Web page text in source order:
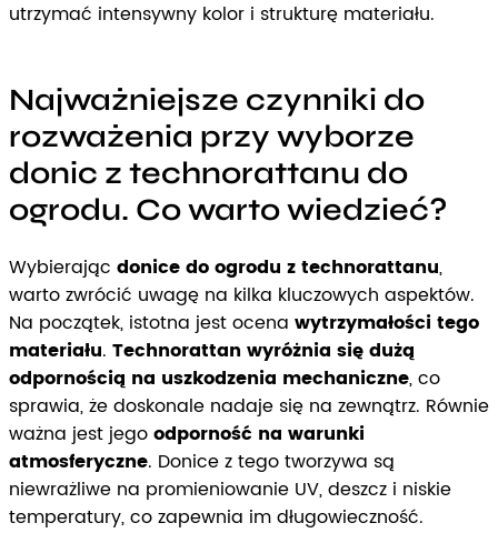
utrzymać intensywny kolor i strukturę materiału.
Najważniejsze czynniki do
rozważenia przy wyborze
donic z technorattanu do
ogrodu. Co warto wiedzieć?
Wybierając donice do ogrodu z technorattanu,
warto zwrócić uwagę na kilka kluczowych aspektów.
Na początek, istotna jest ocena wytrzymałości tego
materiału. Technorattan wyróżnia się dużą
odpornością na uszkodzenia mechaniczne, co
sprawia, że doskonale nadaje się na zewnątrz. Równie
ważna jest jegoodporność na warunki
atmosferyczne. Donice z tego tworzywa są
niewrażliwe na promieniowanie UV, deszcz i niskie
temperatury, co zapewnia im długowieczność.